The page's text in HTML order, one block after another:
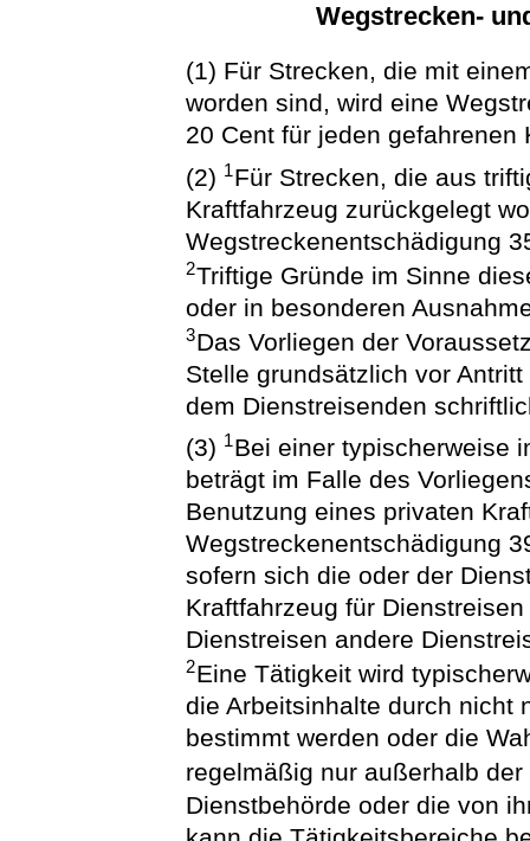
Wegstrecken-
(1) Für Strecken, die mit
worden sind, wird eine
20 Cent für jeden gefahrenen
(2) 1Für Strecken, die aus
Kraftfahrzeug zurückgelegt
Wegstreckenentschädigung
2Triftige Gründe im Sinne
oder in besonderen
3Das Vorliegen der
Stelle grundsätzlich vor
dem Dienstreisenden
(3) 1Bei einer typischerweise
beträgt im Falle des
Benutzung eines privaten
Wegstreckenentschädigung
sofern sich die oder der
Kraftfahrzeug für
Dienstreisen andere
2Eine Tätigkeit wird
die Arbeitsinhalte durch nicht
bestimmt werden oder die
regelmäßig nur außerhalb
Dienstbehörde oder die von